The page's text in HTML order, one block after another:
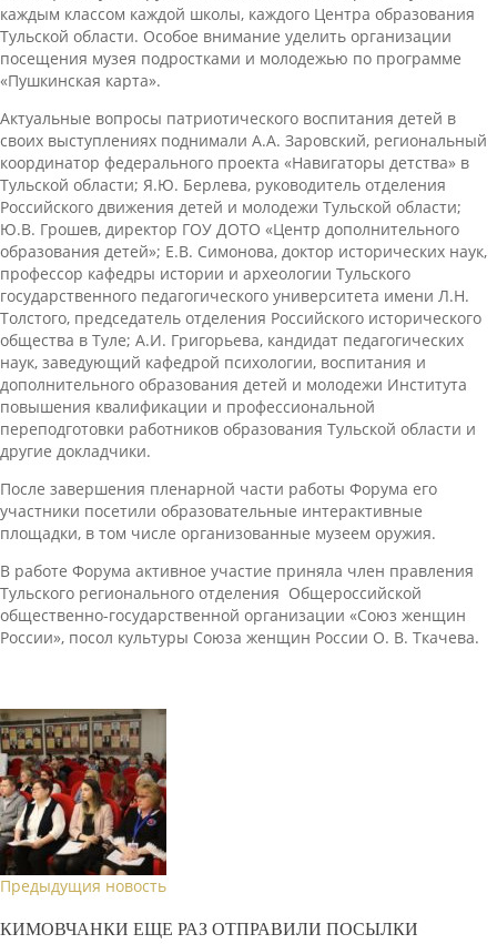
каждым классом каждой школы, каждого Центра образования
Тульской области. Особое внимание уделить организации
посещения музея подростками и молодежью по программе
«Пушкинская карта».
Актуальные вопросы патриотического воспитания детей в
своих выступлениях поднимали А.А. Заровский, региональный
координатор федерального проекта «Навигаторы детства» в
Тульской области; Я.Ю. Берлева, руководитель отделения
Российского движения детей и молодежи Тульской области;
Ю.В. Грошев, директор ГОУ ДОТО «Центр дополнительного
образования детей»; Е.В. Симонова, доктор исторических наук,
профессор кафедры истории и археологии Тульского
государственного педагогического университета имени Л.Н.
Толстого, председатель отделения Российского исторического
общества в Туле; А.И. Григорьева, кандидат педагогических
наук, заведующий кафедрой психологии, воспитания и
дополнительного образования детей и молодежи Института
повышения квалификации и профессиональной
переподготовки работников образования Тульской области и
другие докладчики.
После завершения пленарной части работы Форума его
участники посетили образовательные интерактивные
площадки, в том числе организованные музеем оружия.
В работе Форума активное участие приняла член правления
Тульского регионального отделения Общероссийской
общественно-государственной организации «Союз женщин
России», посол культуры Союза женщин России О. В. Ткачева.
Предыдущия новость
КИМОВЧАНКИ ЕЩЕ РАЗ ОТПРАВИЛИ ПОСЫЛКИ